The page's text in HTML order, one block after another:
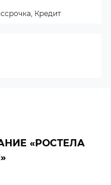
«РОСТЕЛА
Кредит